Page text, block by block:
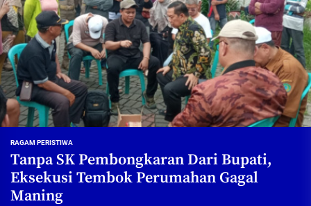
RAGAM PERISTIWA
Tanpa SK Pembongkaran Dari Bupati,
Eksekusi Tembok Perumahan Gagal
Maning